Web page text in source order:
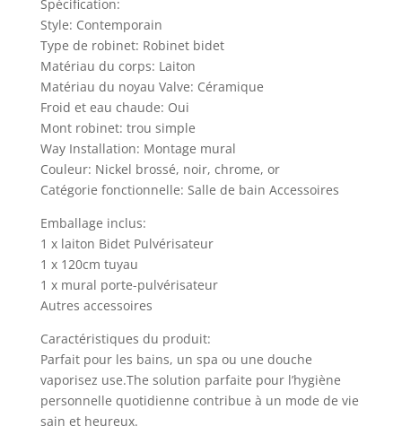
Spécification:
Style: Contemporain
Type de robinet: Robinet bidet
Matériau du corps: Laiton
Matériau du noyau Valve: Céramique
Froid et eau chaude: Oui
Mont robinet: trou simple
Way Installation: Montage mural
Couleur: Nickel brossé, noir, chrome, or
Catégorie fonctionnelle: Salle de bain Accessoires
Emballage inclus:
1 x laiton Bidet Pulvérisateur
1 x 120cm tuyau
1 x mural porte-pulvérisateur
Autres accessoires
Caractéristiques du produit:
Parfait pour les bains, un spa ou une douche
vaporisez use.The solution parfaite pour l’hygiène
personnelle quotidienne contribue à un mode de vie
sain et heureux.